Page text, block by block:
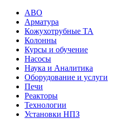
АВО
Арматура
Кожухотрубные ТА
Колонны
Курсы и обучение
Насосы
Наука и Аналитика
Оборудование и услуги
Печи
Реакторы
Технологии
Установки НПЗ